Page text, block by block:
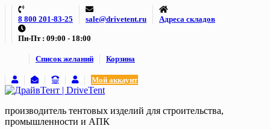
Skip
content
8 800 201-83-25 sale@drivetent.ru Адреса складов
Пн-Пт : 09:00 - 18:00
Список желаний Корзина
Мой аккаунт
производитель тентовых изделий для строительства,
промышленности и АПК